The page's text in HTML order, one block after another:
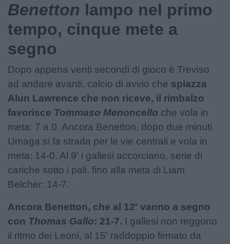
Benetton lampo nel primo
tempo, cinque mete a
segno
Dopo appena venti secondi di gioco è Treviso
ad andare avanti, calcio di avvio che spiazza
Alun Lawrence che non riceve, il rimbalzo
favorisce Tommaso Menoncello che vola in
meta: 7 a 0. Ancora Benetton, dopo due minuti
Umaga si fa strada per le vie centrali e vola in
meta: 14-0. Al 9' i gallesi accorciano, serie di
cariche sotto i pali, fino alla meta di Liam
Belcher: 14-7.
Ancora Benetton, che al 12' vanno a segno
con Thomas Gallo: 21-7. I gallesi non reggono
il ritmo dei Leoni, al 15' raddoppio firmato da